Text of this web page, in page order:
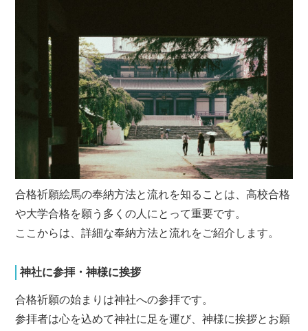
合格祈願絵馬の奉納方法と流れを知ることは、高校合格
や大学合格を願う多くの人にとって重要です。
ここからは、詳細な奉納方法と流れをご紹介します。
神社に参拝・神様に挨拶
合格祈願の始まりは神社への参拝です。
参拝者は心を込めて神社に足を運び、神様に挨拶とお願